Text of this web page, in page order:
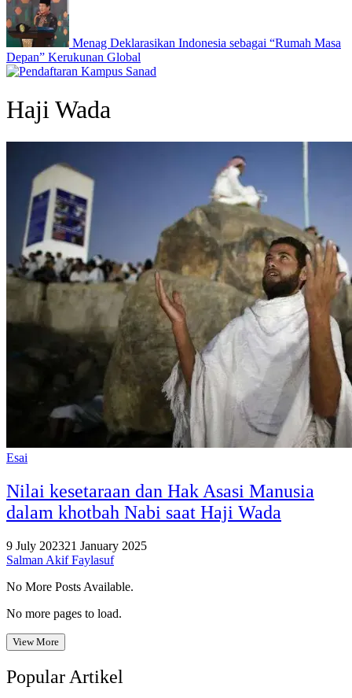
Menag Deklarasikan Indonesia sebagai “Rumah Masa
Depan” Kerukunan Global
Haji Wada
Esai
Nilai kesetaraan dan Hak Asasi Manusia
dalam khotbah Nabi saat Haji Wada
9 July 202321 January 2025
Salman Akif Faylasuf
No More Posts Available.
No more pages to load.
View More
Popular Artikel